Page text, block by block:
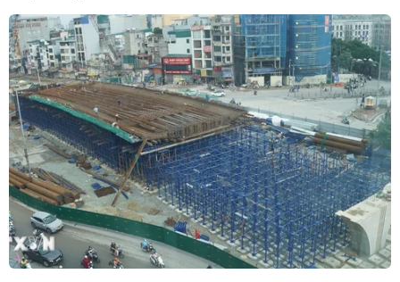
Bộ GD-ĐT hướng dẫn tổ chức dạy học ứng
phó với dịch COVID-19
13/09/2021 06:51